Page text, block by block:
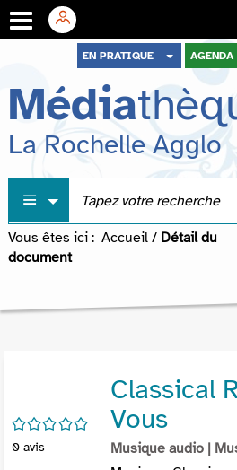
menu
contenu
recherche
EN PRATIQUE AGENDA
Média
La Rochelle Agglo
Vous êtes ici : Accueil / Détail du
document
/5
0 avis
Classical
Vous
Musique audio |